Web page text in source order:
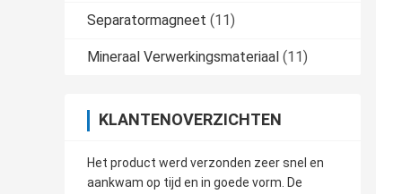
Separatormagneet (11)
Mineraal Verwerkingsmateriaal (11)
KLANTENOVERZICHTEN
Het product werd verzonden zeer snel en
aankwam op tijd en in goede vorm. De